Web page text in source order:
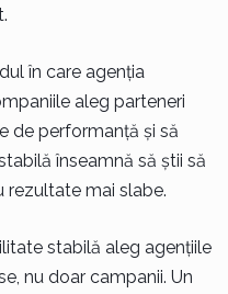
în care agenția
aleg parteneri
de performanță și să
înseamnă să știi să
rezultate mai slabe.
stabilă aleg agențiile
nu doar campanii. Un